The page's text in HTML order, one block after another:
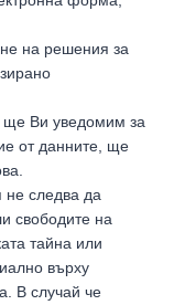
на решения за
ще Ви уведомим за
от данните, ще
не следва да
свободите на
тайна или
върху
В случай че